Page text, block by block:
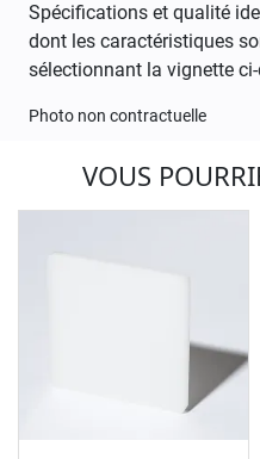
Spécifications et qualité
dont les caractéristiques
sélectionnant la vignette
Photo non contractuelle
VOUS